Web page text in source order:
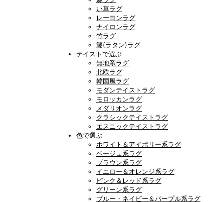
い草ラグ
レーヨンラグ
ナイロンラグ
竹ラグ
籐(ラタン)ラグ
テイストで選ぶ
無地系ラグ
北欧ラグ
韓国風ラグ
モダンテイストラグ
モロッカンラグ
メダリオンラグ
クラシックテイストラグ
エスニックテイストラグ
色で選ぶ
ホワイト＆アイボリー系ラグ
ベージュ系ラグ
ブラウン系ラグ
イエロー＆オレンジ系ラグ
ピンク＆レッド系ラグ
グリーン系ラグ
ブルー・ネイビー＆パープル系ラグ